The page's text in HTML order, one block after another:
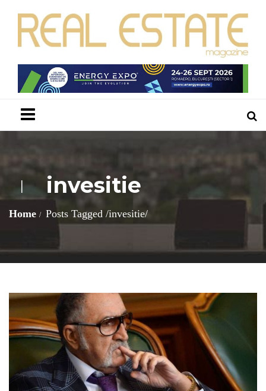
I invesitie
Home Posts Tagged /invesitie/